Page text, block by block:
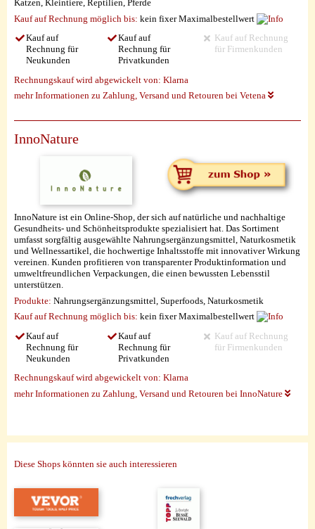
Katzen, Kleintiere, Reptilien, Pferde
Kauf auf Rechnung möglich bis: kein fixer Maximalbestellwert
Kauf auf
Rechnung für
Neukunden
Kauf auf
Rechnung für
Privatkunden
Kauf auf Rechnung
für Firmenkunden
Rechnungskauf wird abgewickelt von: Klarna
mehr Informationen zu Zahlung, Versand und Retouren bei Vetena
InnoNature
InnoNature ist ein Online-Shop, der sich auf natürliche und nachhaltige
Gesundheits- und Schönheitsprodukte spezialisiert hat. Das Sortiment
umfasst sorgfältig ausgewählte Nahrungsergänzungsmittel, Naturkosmetik
und Wellnessartikel, die hochwertige Inhaltsstoffe mit innovativer Wirkung
vereinen. Kunden profitieren von transparenter Produktinformation und
umweltfreundlichen Verpackungen, die einen bewussten Lebensstil
unterstützen.
Produkte: Nahrungsergänzungsmittel, Superfoods, Naturkosmetik
Kauf auf Rechnung möglich bis: kein fixer Maximalbestellwert
Kauf auf
Rechnung für
Neukunden
Kauf auf
Rechnung für
Privatkunden
Kauf auf Rechnung
für Firmenkunden
Rechnungskauf wird abgewickelt von: Klarna
mehr Informationen zu Zahlung, Versand und Retouren bei InnoNature
Diese Shops könnten sie auch interessieren